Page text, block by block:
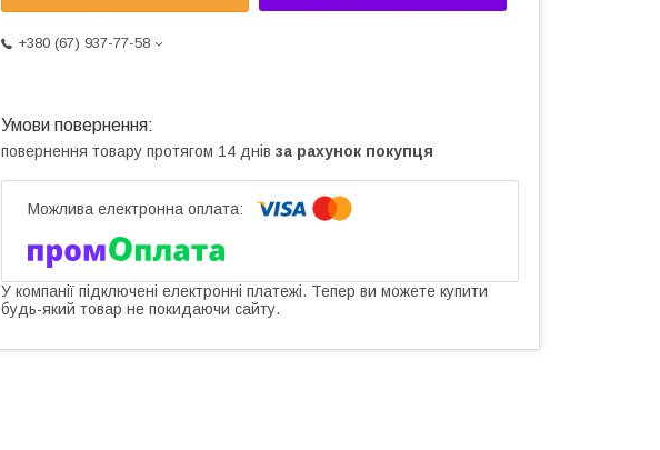
+380 (67) 937-77-58
повернення товару протягом 14 днів за рахунок покупця
У компанії підключені електронні платежі. Тепер ви можете купити
будь-який товар не покидаючи сайту.